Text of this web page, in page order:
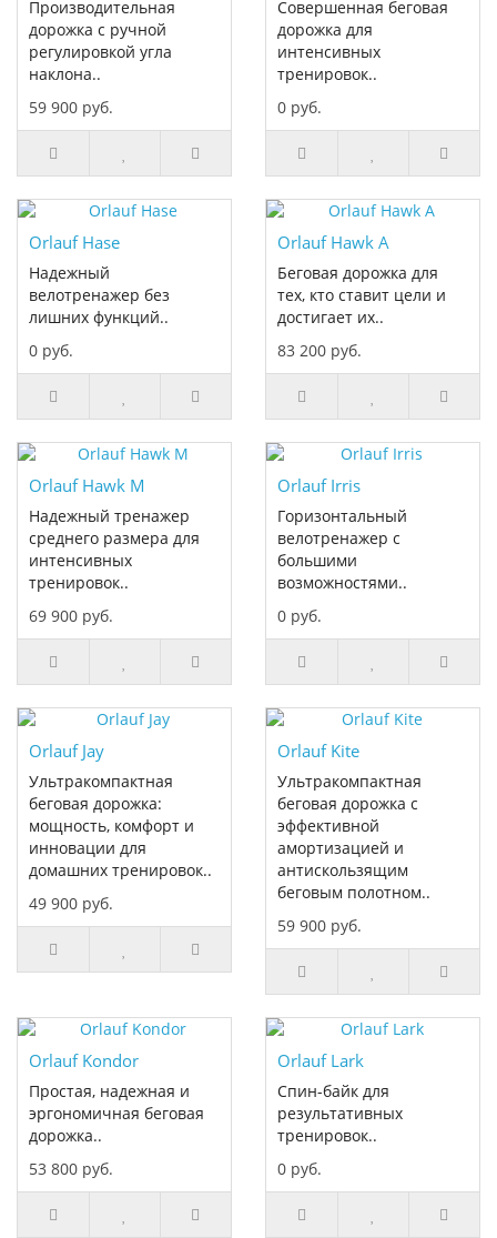
Производительная
дорожка с ручной
регулировкой угла
наклона..
59 900 руб.
Совершенная беговая
дорожка для
интенсивных
тренировок..
0 руб.
Orlauf Hase
Надежный
велотренажер без
лишних функций..
0 руб.
Orlauf Hawk A
Беговая дорожка для
тех, кто ставит цели и
достигает их..
83 200 руб.
Orlauf Hawk M
Надежный тренажер
среднего размера для
интенсивных
тренировок..
69 900 руб.
Orlauf Irris
Горизонтальный
велотренажер с
большими
возможностями..
0 руб.
Orlauf Jay
Ультракомпактная
беговая дорожка:
мощность, комфорт и
инновации для
домашних тренировок..
49 900 руб.
Orlauf Kite
Ультракомпактная
беговая дорожка с
эффективной
амортизацией и
антискользящим
беговым полотном..
59 900 руб.
Orlauf Kondor
Простая, надежная и
эргономичная беговая
дорожка..
53 800 руб.
Orlauf Lark
Спин-байк для
результативных
тренировок..
0 руб.